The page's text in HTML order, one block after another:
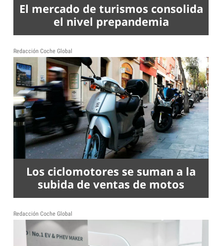
El mercado de turismos consolida
el nivel prepandemia
Redacción Coche Global
Los ciclomotores se suman a la
subida de ventas de motos
Redacción Coche Global